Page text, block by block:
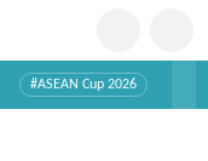
#ASEAN Cup 2026